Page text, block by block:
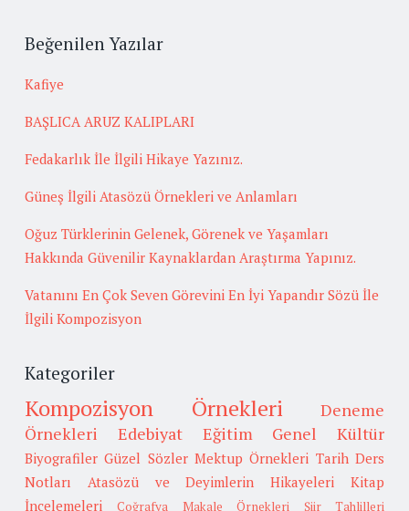
Beğenilen Yazılar
Kafiye
BAŞLICA ARUZ KALIPLARI
Fedakarlık İle İlgili Hikaye Yazınız.
Güneş İlgili Atasözü Örnekleri ve Anlamları
Oğuz Türklerinin Gelenek, Görenek ve Yaşamları
Hakkında Güvenilir Kaynaklardan Araştırma Yapınız.
Vatanını En Çok Seven Görevini En İyi Yapandır Sözü İle
İlgili Kompozisyon
Kategoriler
Kompozisyon Örnekleri
Deneme
Örnekleri
Edebiyat Eğitim Genel Kültür
Biyografiler Güzel Sözler Mektup Örnekleri Tarih Ders
Notları
Atasözü ve Deyimlerin Hikayeleri
Kitap
İncelemeleri
Coğrafya Makale Örnekleri Şiir Tahlilleri